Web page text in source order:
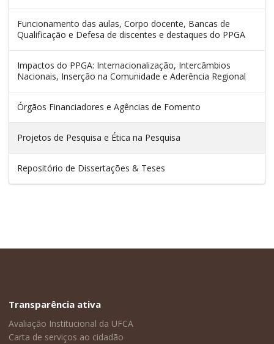
Funcionamento das aulas, Corpo docente, Bancas de
Qualificação e Defesa de discentes e destaques do PPGA
Impactos do PPGA: Internacionalização, Intercâmbios
Nacionais, Inserção na Comunidade e Aderência Regional
Órgãos Financiadores e Agências de Fomento
Projetos de Pesquisa e Ética na Pesquisa
Repositório de Dissertações & Teses
Transparência ativa
Avaliação Institucional da UFCA
Carta de serviços ao cidadão